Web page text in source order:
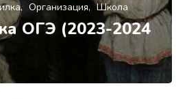
Организация Школа
ОГЭ (2023-2024